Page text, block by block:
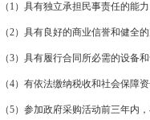
（1）具有独立承担民事责任的能力
（2）具有良好的商业信誉和健全
（3）具有履行合同所必需的设备
（4）有依法缴纳税收和社会保障
（5）参加政府采购活动前三年内